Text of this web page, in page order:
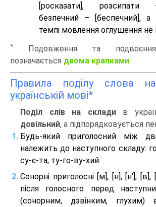
[росказати], розсипати
безпечний – [беспечний], а
темпі мовлення оглушення не
*
Подовження та подвоєння
позначається двома крапками.
Правила поділу слова
українській мові*
Поділ слів на складив
довільний, а підпорядковується
Будь-який приголосний між
належить до наступного складу:
су-є-та, ту-го-ву-хий.
Сонорні приголосні [м], [н], [н’], [в],
після голосного перед
(сонорним, дзвінким, глухим)